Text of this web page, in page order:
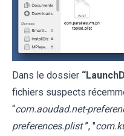
Dans le dossier
fichiers suspects
“com.aoudad.net-
preferences.plist ”, "